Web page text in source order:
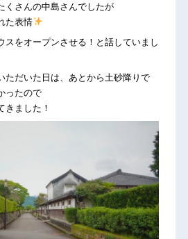
くさんの中島さんでしたが
た表情
スをオープンさせる！と話していまし
ただいた日は、あとから土砂降りで
ったので
きました！